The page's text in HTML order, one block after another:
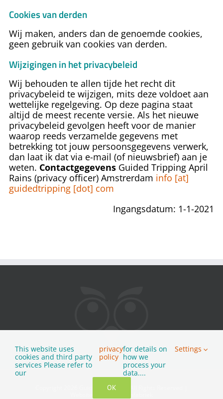
Cookies van derden
Wij maken, anders dan de genoemde cookies,
geen gebruik van cookies van derden.
Wijzigingen in het privacybeleid
Wij behouden te allen tijde het recht dit
privacybeleid te wijzigen, mits deze voldoet aan
wettelijke regelgeving. Op deze pagina staat
altijd de meest recente versie. Als het nieuwe
privacybeleid gevolgen heeft voor de manier
waarop reeds verzamelde gegevens met
betrekking tot jouw persoonsgegevens verwerk,
dan laat ik dat via e-mail (of nieuwsbrief) aan je
weten. Contactgegevens Guided TrippingApril
Rains (privacy officer) Amstrerdam info [at]
guidedtripping [dot] com
Ingangsdatum: 1-1-2021
Copyright 2026 Guided Tripping
This website uses
cookies and third party
services Please refer to
our
privacy
policy
for details on
how we
process your
data....
Settings
OK